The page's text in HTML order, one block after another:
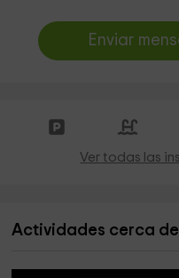
Enviar
Ver todas las
Actividades cerca